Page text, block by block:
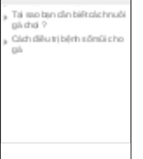
gà chọi ?
Cách điều trị bệnh sổ mũi cho
gà